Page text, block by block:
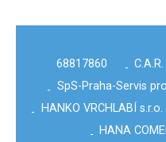
68817860 -
- SpS-Praha-Servis
-
HANKO VRCHLABÍ s.r.o.
- HANA